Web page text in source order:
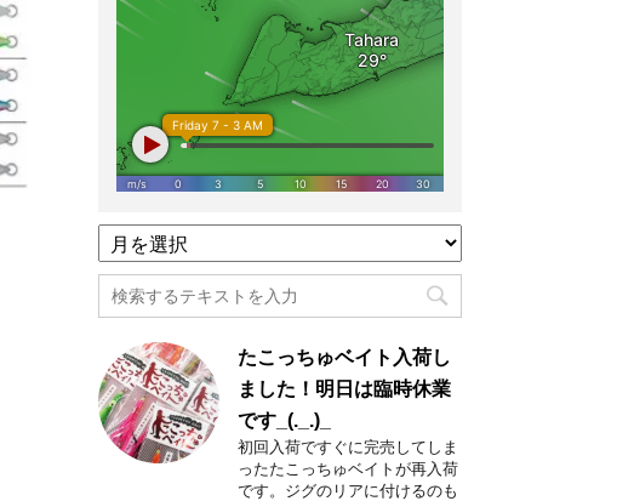
過
去
記
事
別
一
覧
たこっちゅベイト入荷し
ました！明日は臨時休業
です_(._.)_
初回入荷ですぐに完売してしま
ったたこっちゅベイトが再入荷
です。ジグのリアに付けるのも